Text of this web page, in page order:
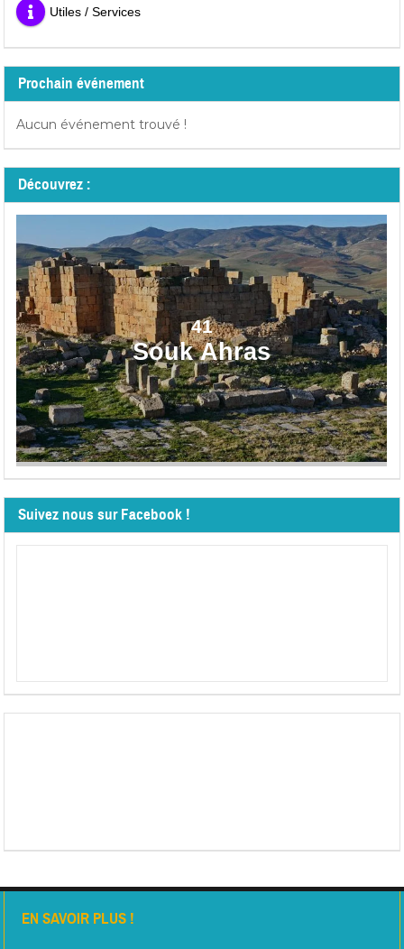
Utiles / Services
Prochain événement
Aucun événement trouvé !
Découvrez :
41
Souk Ahras
Suivez nous sur Facebook !
EN SAVOIR PLUS !